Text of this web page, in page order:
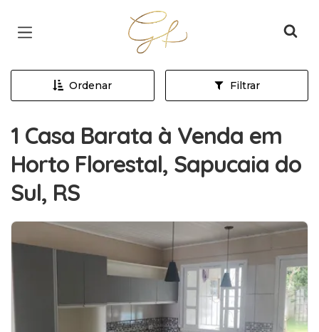
Página inicial
Ordenar Filtrar
1 Casa Barata à Venda em
Horto Florestal, Sapucaia do
Sul, RS